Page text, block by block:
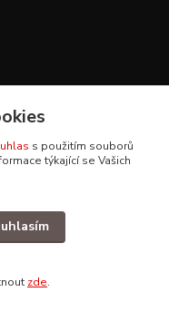
s použitím souborů
týkající se Vašich
zde.